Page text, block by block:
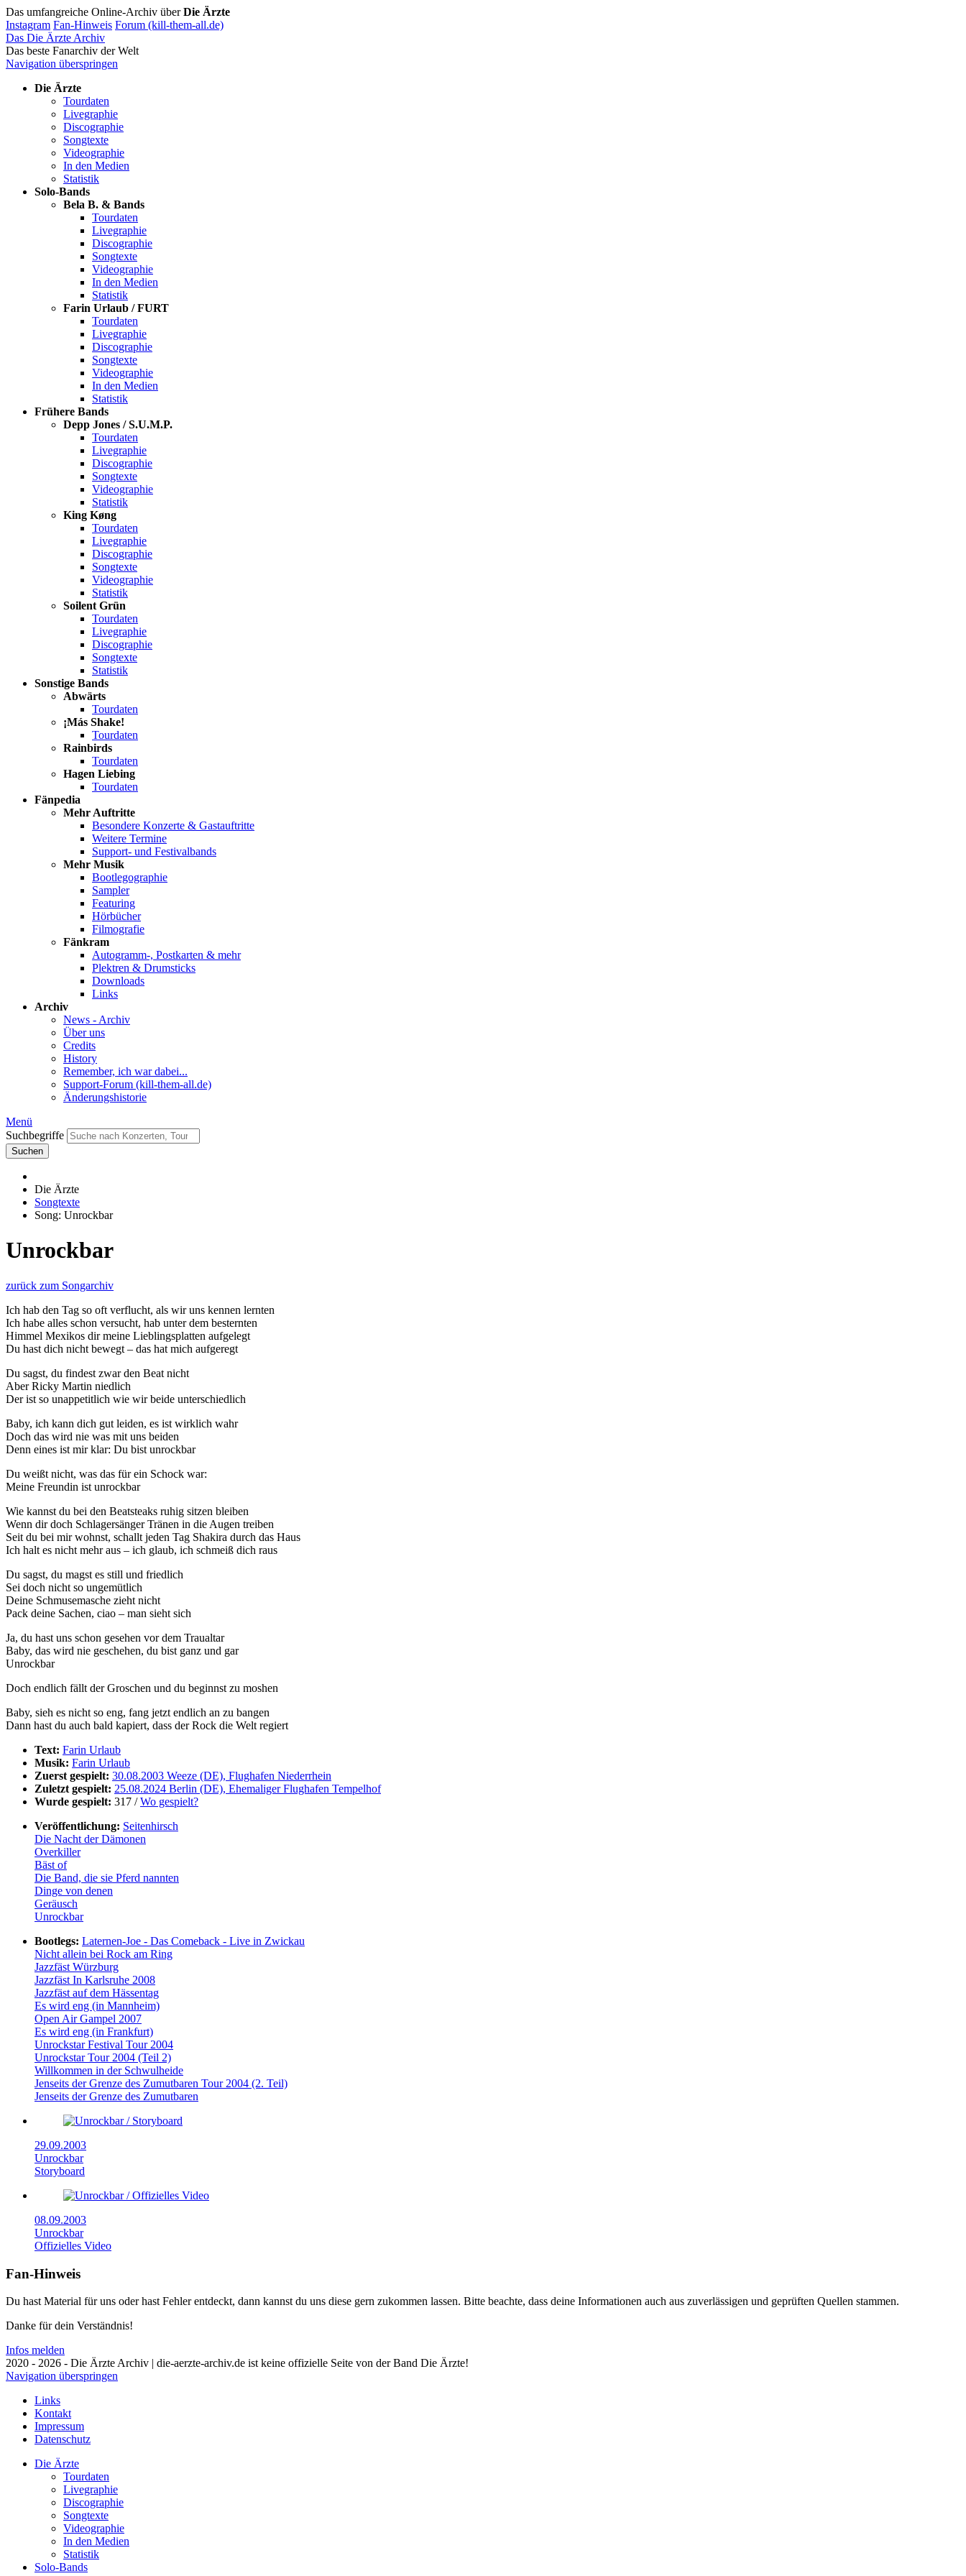
Das umfangreiche Online-Archiv überDie Ärzte
Instagram Fan-Hinweis Forum (kill-them-all.de)
Das Die Ärzte Archiv
Das beste Fanarchiv der Welt
Navigation überspringen
Die Ärzte
Tourdaten
Livegraphie
Discographie
Songtexte
Videographie
In den Medien
Statistik
Solo-Bands
Bela B. & Bands
Tourdaten
Livegraphie
Discographie
Songtexte
Videographie
In den Medien
Statistik
Farin Urlaub / FURT
Tourdaten
Livegraphie
Discographie
Songtexte
Videographie
In den Medien
Statistik
Frühere Bands
Depp Jones / S.U.M.P.
Tourdaten
Livegraphie
Discographie
Songtexte
Videographie
Statistik
King Køng
Tourdaten
Livegraphie
Discographie
Songtexte
Videographie
Statistik
Soilent Grün
Tourdaten
Livegraphie
Discographie
Songtexte
Statistik
Sonstige Bands
Abwärts
Tourdaten
¡Más Shake!
Tourdaten
Rainbirds
Tourdaten
Hagen Liebing
Tourdaten
Fänpedia
Mehr Auftritte
Besondere Konzerte & Gastauftritte
Weitere Termine
Support- und Festivalbands
Mehr Musik
Bootlegographie
Sampler
Featuring
Hörbücher
Filmografie
Fänkram
Autogramm-, Postkarten & mehr
Plektren & Drumsticks
Downloads
Links
Archiv
News - Archiv
Über uns
Credits
History
Remember, ich war dabei...
Support-Forum (kill-them-all.de)
Änderungshistorie
Menü
Suchbegriffe
Suchen
Die Ärzte
Songtexte
Song: Unrockbar
Unrockbar
zurück zum Songarchiv
Ich hab den Tag so oft verflucht, als wir uns kennen lernten
Ich habe alles schon versucht, hab unter dem besternten
Himmel Mexikos dir meine Lieblingsplatten aufgelegt
Du hast dich nicht bewegt – das hat mich aufgeregt
Du sagst, du findest zwar den Beat nicht
Aber Ricky Martin niedlich
Der ist so unappetitlich wie wir beide unterschiedlich
Baby, ich kann dich gut leiden, es ist wirklich wahr
Doch das wird nie was mit uns beiden
Denn eines ist mir klar: Du bist unrockbar
Du weißt nicht, was das für ein Schock war:
Meine Freundin ist unrockbar
Wie kannst du bei den Beatsteaks ruhig sitzen bleiben
Wenn dir doch Schlagersänger Tränen in die Augen treiben
Seit du bei mir wohnst, schallt jeden Tag Shakira durch das Haus
Ich halt es nicht mehr aus – ich glaub, ich schmeiß dich raus
Du sagst, du magst es still und friedlich
Sei doch nicht so ungemütlich
Deine Schmusemasche zieht nicht
Pack deine Sachen, ciao – man sieht sich
Ja, du hast uns schon gesehen vor dem Traualtar
Baby, das wird nie geschehen, du bist ganz und gar
Unrockbar
Doch endlich fällt der Groschen und du beginnst zu moshen
Baby, sieh es nicht so eng, fang jetzt endlich an zu bangen
Dann hast du auch bald kapiert, dass der Rock die Welt regiert
Text: Farin Urlaub
Musik: Farin Urlaub
Zuerst gespielt: 30.08.2003 Weeze (DE), Flughafen Niederrhein
Zuletzt gespielt: 25.08.2024 Berlin (DE), Ehemaliger Flughafen Tempelhof
Wurde gespielt: 317 /Wo gespielt?
Veröffentlichung: Seitenhirsch
Die Nacht der Dämonen
Overkiller
Bäst of
Die Band, die sie Pferd nannten
Dinge von denen
Geräusch
Unrockbar
Bootlegs: Laternen-Joe - Das Comeback - Live in Zwickau
Nicht allein bei Rock am Ring
Jazzfäst Würzburg
Jazzfäst In Karlsruhe 2008
Jazzfäst auf dem Hässentag
Es wird eng (in Mannheim)
Open Air Gampel 2007
Es wird eng (in Frankfurt)
Unrockstar Festival Tour 2004
Unrockstar Tour 2004 (Teil 2)
Willkommen in der Schwulheide
Jenseits der Grenze des Zumutbaren Tour 2004 (2. Teil)
Jenseits der Grenze des Zumutbaren
29.09.2003
Unrockbar
Storyboard
08.09.2003
Unrockbar
Offizielles Video
Fan-Hinweis
Du hast Material für uns oder hast Fehler entdeckt, dann kannst du uns diese gern zukommen lassen. Bitte beachte, dass deine Informationen auch aus zuverlässigen und geprüften Quellen stammen.
Danke für dein Verständnis!
Infos melden
2020 - 2026 - Die Ärzte Archiv | die-aerzte-archiv.de ist keine offizielle Seite von der Band Die Ärzte!
Navigation überspringen
Links
Kontakt
Impressum
Datenschutz
Die Ärzte
Tourdaten
Livegraphie
Discographie
Songtexte
Videographie
In den Medien
Statistik
Solo-Bands